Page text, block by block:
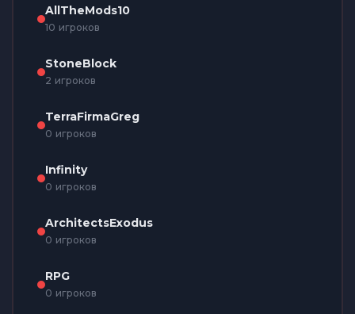
AllTheMods10
10 игроков
StoneBlock
2 игроков
TerraFirmaGreg
0 игроков
Infinity
0 игроков
ArchitectsExodus
0 игроков
RPG
0 игроков